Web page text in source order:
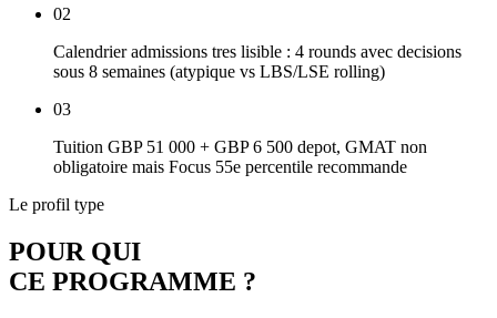
02
Calendrier admissions tres lisible : 4 rounds avec decisions
sous 8 semaines (atypique vs LBS/LSE rolling)
03
Tuition GBP 51 000 + GBP 6 500 depot, GMAT non
obligatoire mais Focus 55e percentile recommande
Le profil type
POUR QUI
CE PROGRAMME ?